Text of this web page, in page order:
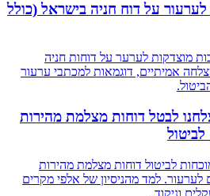
לערעור על דוח חניה בישראל (כולל
מקיף עם 10 סיבות מוצדקות לערער על דוחות חניה
אמיתיים, דוגמאות למכתבי ערעור
לבטל דוחות מצלמת מהירות
המוכחות לביטול דוחות מצלמת מהירות
למד מהניסיון של אלפי מקרים
וניקוד.